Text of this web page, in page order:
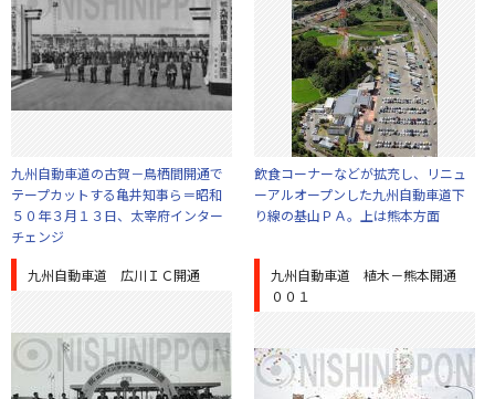
九州自動車道の古賀－鳥栖間開通で
テープカットする亀井知事ら＝昭和
５０年３月１３日、太宰府インター
チェンジ
飲食コーナーなどが拡充し、リニュ
ーアルオープンした九州自動車道下
り線の基山ＰＡ。上は熊本方面
九州自動車道 広川ＩＣ開通
九州自動車道 植木－熊本開通
００１